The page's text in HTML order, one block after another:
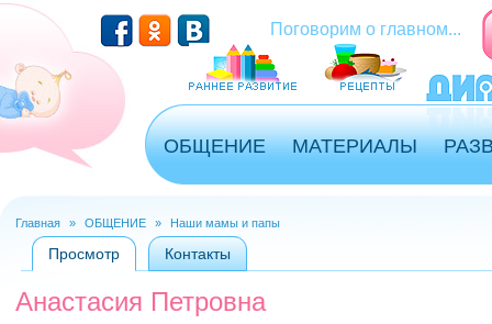
Перейти к основному содержанию
Поговорим о главном...
ОБЩЕНИЕ МАТЕРИАЛЫ
Вы здесь
Главная » ОБЩЕНИЕ » Наши мамы и папы
Главные вкладки
Просмотр (активная вкладка)
Контакты
Анастасия Петровна